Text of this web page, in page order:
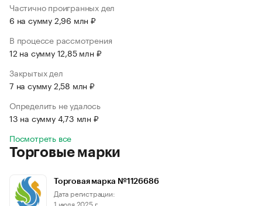
Частично проигранных дел
6 на сумму 2,96 млн ₽
В процессе рассмотрения
12 на сумму 12,85 млн ₽
Закрытых дел
7 на сумму 2,58 млн ₽
Определить не удалось
13 на сумму 4,73 млн ₽
Посмотреть все
Торговые марки
Торговая марка №1126686
Дата регистрации:
1 июля 2025 г.